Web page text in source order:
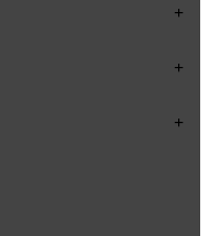
+
+
+